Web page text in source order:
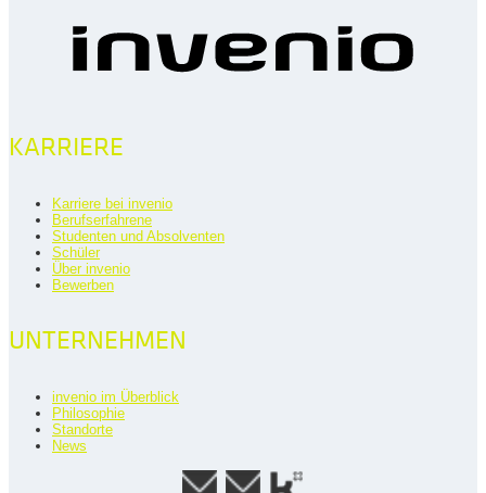
KARRIERE
Karriere bei invenio
Berufserfahrene
Studenten und Absolventen
Schüler
Über invenio
Bewerben
UNTERNEHMEN
invenio im Überblick
Philosophie
Standorte
News